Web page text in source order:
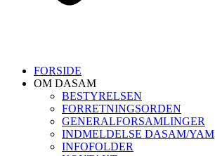
FORSIDE
OM DASAM
BESTYRELSEN
FORRETNINGSORDEN
GENERALFORSAMLINGER
INDMELDELSE DASAM/YAM
INFOFOLDER